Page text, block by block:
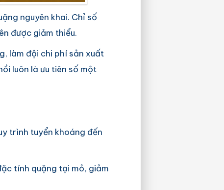
nguyên khai. Chỉ số
được giảm thiểu.
làm đội chi phí sản xuất
luôn là ưu tiên số một
trình tuyển khoáng đến
tính quặng tại mỏ, giảm